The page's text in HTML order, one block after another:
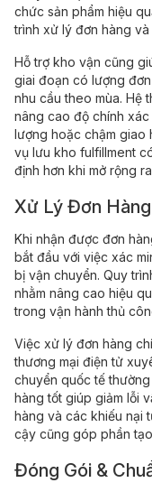
chức sản phẩm hiệu
trình xử lý đơn hàng và
Hỗ trợ kho vận cũng
giai đoạn có lượng
nhu cầu theo mùa. Hệ
nâng cao độ chính
lượng hoặc chậm giao
vụ lưu kho fulfillment
định hơn khi mở rộng
Xử Lý Đơn Hàng
Khi nhận được đơn
bắt đầu với việc xác
bị vận chuyển. Quy
nhằm nâng cao hiệu
trong vận hành thủ
Việc xử lý đơn hàng
thương mại điện tử
chuyển quốc tế
hàng tốt giúp giảm lỗi
hàng và các khiếu nại
cậy cũng góp phần
Đóng Gói &